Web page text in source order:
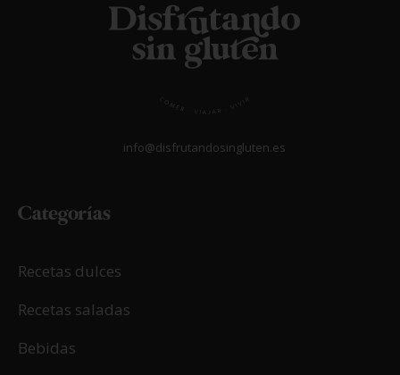
info@disfrutandosingluten.es
Categorías
Recetas dulces
Recetas saladas
Bebidas